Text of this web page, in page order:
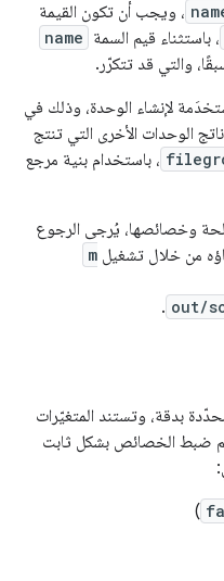
، ويجب أن تكون القيمة
، باستثناء قيم السمة name
والتي قد تتكرّر.
لإنشاء الوحدة، وذلك في
الوحدات الأخرى التي تنتج
، باستخدام بنية مرجع
وخصائصها، يُرجى الرجوع
m
out/
.
بدقة، وتستند المتغيّرات
يتم ضبط الخصائص بشكل ثابت
)